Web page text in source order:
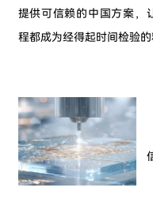
提供可信赖的中国方案，
程都成为经得起时间检验的